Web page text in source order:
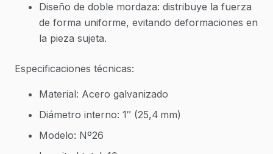
Diseño de doble mordaza: distribuye la fuerza
de forma uniforme, evitando deformaciones en
la pieza sujeta.
Especificaciones técnicas:
Material: Acero galvanizado
Diámetro interno: 1″ (25,4 mm)
Modelo: Nº26